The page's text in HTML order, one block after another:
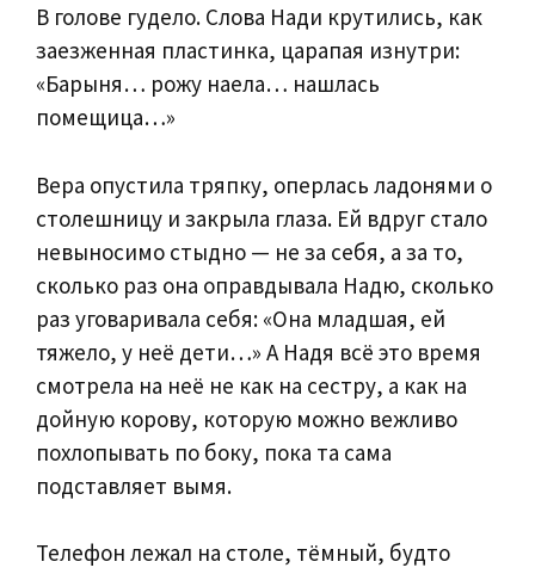
В голове гудело. Слова Нади крутились, как
заезженная пластинка, царапая изнутри:
«Барыня… рожу наела… нашлась
помещица…»
Вера опустила тряпку, оперлась ладонями о
столешницу и закрыла глаза. Ей вдруг стало
невыносимо стыдно — не за себя, а за то,
сколько раз она оправдывала Надю, сколько
раз уговаривала себя: «Она младшая, ей
тяжело, у неё дети…» А Надя всё это время
смотрела на неё не как на сестру, а как на
дойную корову, которую можно вежливо
похлопывать по боку, пока та сама
подставляет вымя.
Телефон лежал на столе, тёмный, будто